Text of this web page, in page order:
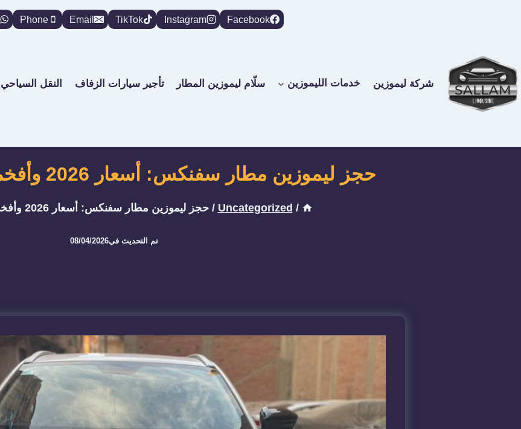
Facebook
Instagram
TikTok
Email
Phone
شركة ليموزين خدمات الليموزين سلّام ليموزين المطار تأجير سيارات الزفاف النقل السياحي
حجز ليموزين مطار سفنكس: أسعار 2026 وأفخم سيارات التوصيل
/
Uncategorized
/ حجز ليموزين مطار سفنكس: أسعار 2026 وأفخم سيارات التوصيل
تم التحديث في08/04/2026